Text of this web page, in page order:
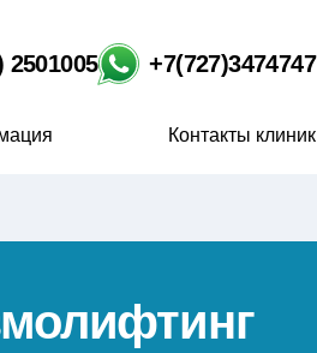
2501005 +7(727)3474747
Контакты клиник